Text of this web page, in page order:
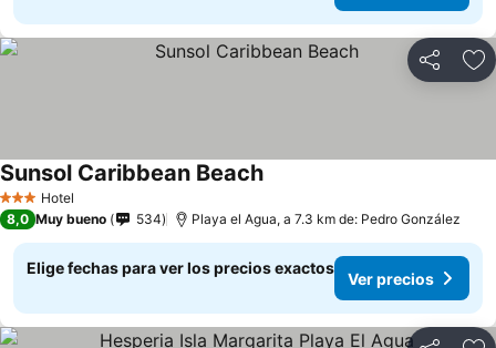
Compartir
3 Estrellas
Hotel
Sunsol Caribbean Beach
8,0 Muy bueno 534 Playa el Agua, a 7.3 km de: Pedro González
Elige fechas para ver los precios exactos
Ver precios